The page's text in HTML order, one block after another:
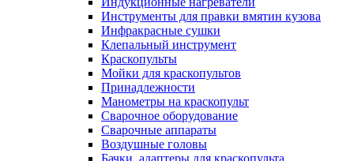
Инструменты для правки вмятин кузова
Инфракрасные сушки
Клепальный инструмент
Краскопульты
Мойки для краскопультов
Принадлежности
Манометры на краскопульт
Сварочное оборудование
Сварочные аппараты
Воздушные головы
Бачки, адаптеры для краскопульта